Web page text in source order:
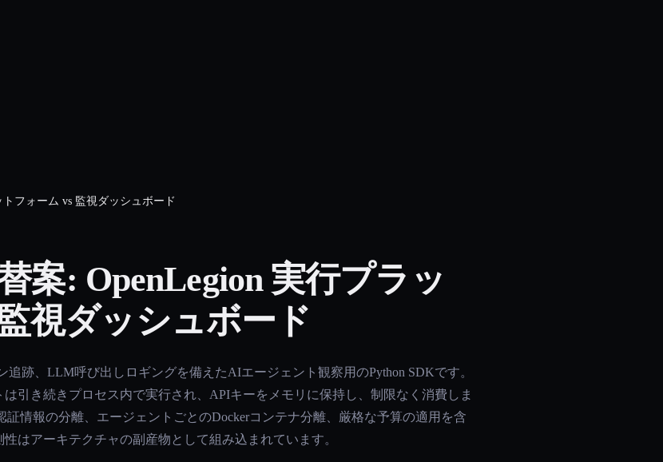
フォーム vs 監視ダッシュボード
案: OpenLegion 実行プラッ
視ダッシュボード
追跡、LLM呼び出しロギングを備えたAIエージェント観察用のPython SDKです。
引き続きプロセス内で実行され、APIキーをメモリに保持し、制限なく消費しま
証情報の分離、エージェントごとのDockerコンテナ分離、厳格な予算の適用を含
はアーキテクチャの副産物として組み込まれています。